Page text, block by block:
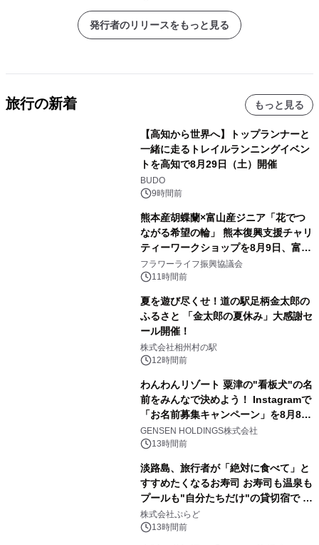
発行者のリリースをもっと見る
旅行の新着 もっと見る
【高知から世界へ】トップランナーと
一緒に走るトレイルランニングイベン
トを高知で8月29日（土）開催
BUDO
9時間前
熊本産胡蝶蘭×富山産ジニア「花でつ
ながる希望の輪」 熊本復興支援チャリ
ティーワークショップを8月9日、富
山・射水で開催
フラワーライフ振興協議会
11時間前
夏を遊び尽くせ！道の駅足柄金太郎の
ふるさと 「金太郎の夏休み」大感謝セ
ール開催！
株式会社相州村の駅
12時間前
わんわんリゾート 粟津の"看板犬"の名
前をみんなで決めよう！ Instagramで
「お名前募集キャンペーン」を8月8日
(土)より開催
GENSEN HOLDINGS株式会社
13時間前
淡路島、旅行者が「絶対に食べて」と
すすめたくなるお寿司 お寿司も温泉も
プールも"自分たちだけ"の貸切宿で 1
日1組限定「岩屋温泉 絵島別庭 海と
森」の握り寿司プラン
株式会社ぷらど
13時間前